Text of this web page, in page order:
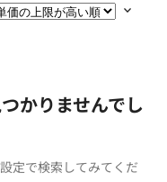
かりませんでし
定で検索してみてくだ